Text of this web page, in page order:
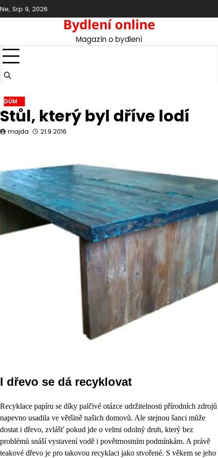
Skip
to
Ne, Srp 9, 2026
Bydlení online
Magazín o bydlení
DŮM
Stůl, který byl dříve lodí
majda 21.9.2016
I dřevo se dá recyklovat
Recyklace papíru se díky palčivé otázce udržitelnosti přírodních zdrojů
napevno usadila ve většině našich domovů. Ale stejnou šanci může
dostat i dřevo, zvlášť pokud jde o velmi odolný druh, který bez
problémů snáší vystavení vodě i povětrnostním podmínkám. A právě
teakové dřevo je pro takovou recyklaci jako stvořené. S věkem se jeho